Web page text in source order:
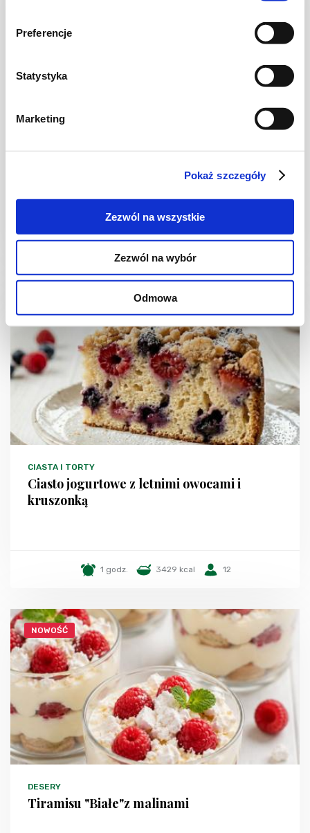
Preferencje
Statystyka
Marketing
Pokaż szczegóły
Zezwól na wszystkie
Zezwól na wybór
Odmowa
CIASTA I TORTY
Ciasto jogurtowe z letnimi owocami i
kruszonką
1 godz. 3429 kcal 12
NOWOŚĆ
DESERY
Tiramisu "Białe"z malinami